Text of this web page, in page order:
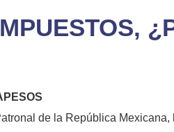
de la República